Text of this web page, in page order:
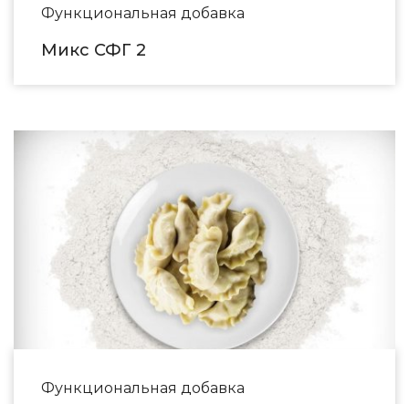
Функциональная добавка
Микс СФГ 2
Функциональная добавка